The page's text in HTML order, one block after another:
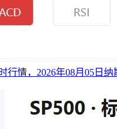
行情，2026年08月05日